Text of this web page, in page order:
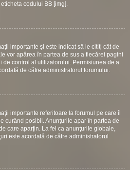
codului BB [img].
importante şi este indicat să le citiţi cât de
vor apărea în partea de sus a fiecărei pagini
de control al utilizatorului. Permisiunea de a
de către administratorul forumului.
importante referitoare la forumul pe care îl
curând posibil. Anunţurile apar în partea de
care aparţin. La fel ca anunţurile globale,
este acordată de către administratorul